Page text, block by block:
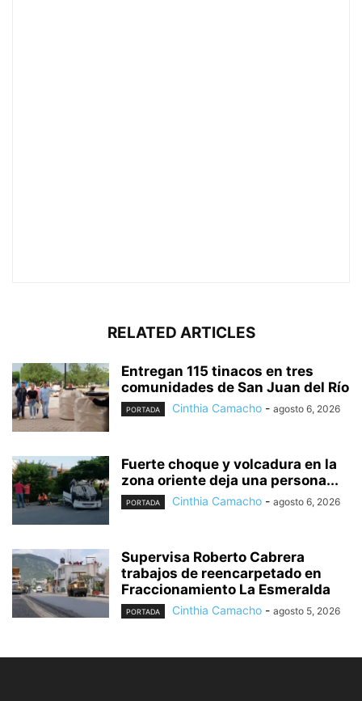
RELATED ARTICLES
Entregan 115 tinacos en tres
comunidades de San Juan del Río
PORTADA Cinthia Camacho - agosto 6, 2026
Fuerte choque y volcadura en la
zona oriente deja una persona...
PORTADA Cinthia Camacho - agosto 6, 2026
Supervisa Roberto Cabrera
trabajos de reencarpetado en
Fraccionamiento La Esmeralda
PORTADA Cinthia Camacho - agosto 5, 2026